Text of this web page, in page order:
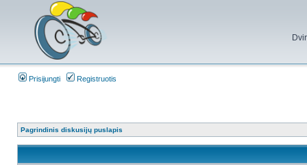
Prisijungti Registruotis
Pagrindinis diskusijų puslapis